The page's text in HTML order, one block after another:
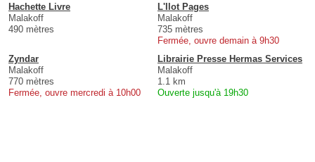
Hachette Livre
Malakoff
490 mètres
L'Ilot Pages
Malakoff
735 mètres
Fermée, ouvre demain à 9h30
Zyndar
Malakoff
770 mètres
Fermée, ouvre mercredi à 10h00
Librairie Presse Hermas Services
Malakoff
1.1 km
Ouverte jusqu'à 19h30